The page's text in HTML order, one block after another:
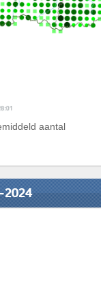
aantal
2024